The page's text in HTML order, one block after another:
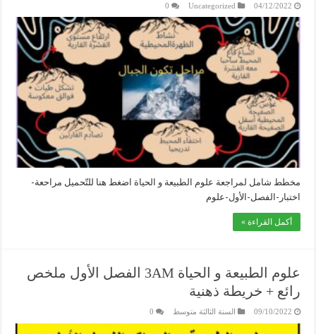
04/12/2022
Uncategorized
0
مخطط شامل لمراجعة علوم الطبيعة و الحياة اضغط هنا للتّحميل مراحعة-
اختبار-الفصل-الأول-علوم
أكمل القراءة »
علوم الطبيعة و الحياة 3AM الفصل الأول ملخص
رائع + خريطة ذهنية
09/10/2022 السنة الثالثة متوسط 0